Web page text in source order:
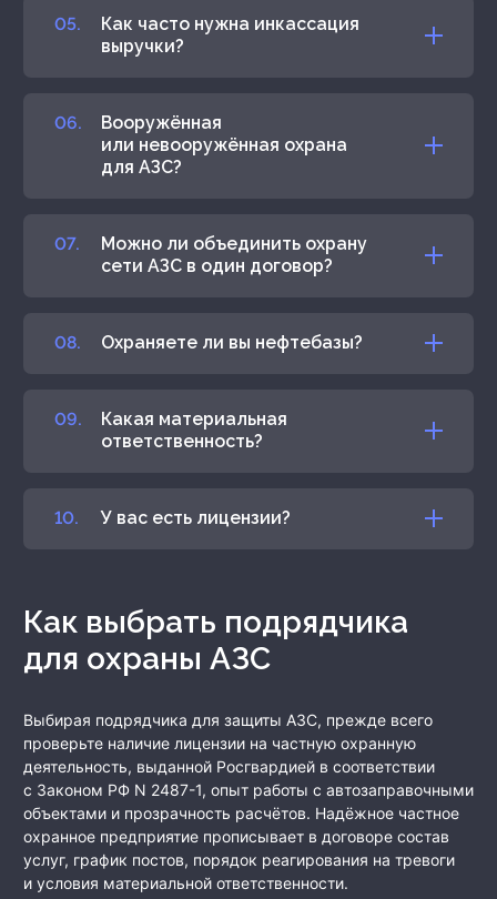
Как часто нужна инкассация
выручки?
Вооружённая
или невооружённая охрана
для АЗС?
Можно ли объединить охрану
сети АЗС в один договор?
Охраняете ли вы нефтебазы?
Какая материальная
ответственность?
У вас есть лицензии?
Как выбрать подрядчика
для охраны АЗС
Выбирая подрядчика для защиты АЗС, прежде всего
проверьте наличие лицензии на частную охранную
деятельность, выданной Росгвардией в соответствии
с Законом РФ N 2487-1, опыт работы с автозаправочными
объектами и прозрачность расчётов. Надёжное частное
охранное предприятие прописывает в договоре состав
услуг, график постов, порядок реагирования на тревоги
и условия материальной ответственности.